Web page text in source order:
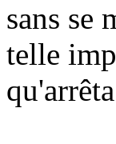
sans se
telle